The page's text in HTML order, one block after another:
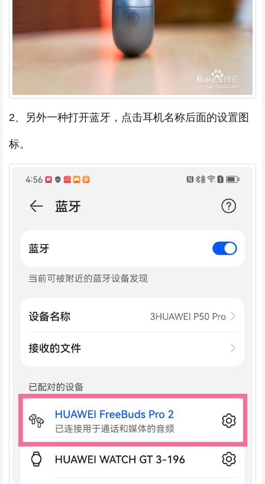
2、另外一种打开蓝牙，点击耳机名称后面的设置图
标。